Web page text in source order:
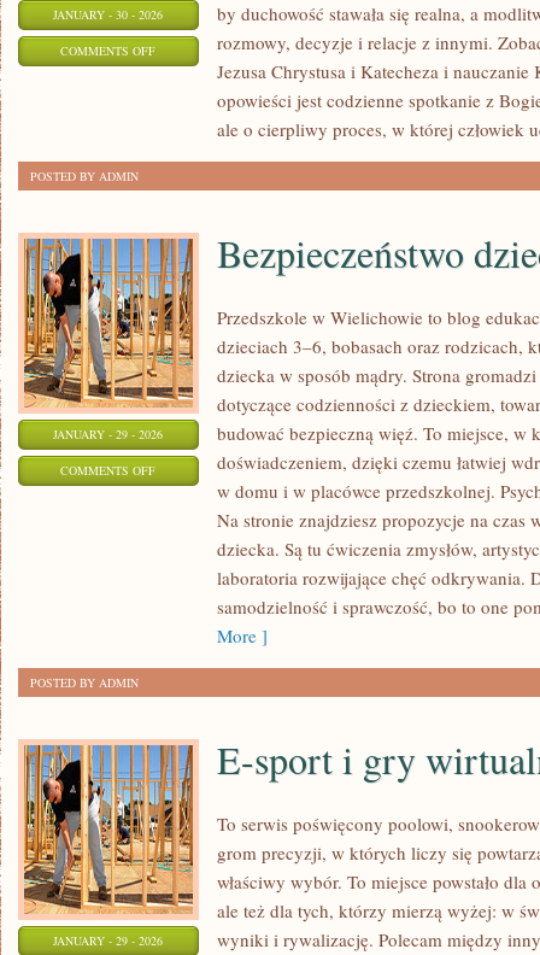
JANUARY - 30 - 2026
COMMENTS OFFON
CHRZEŚCIJAŃSKA
by duchowość stawała się realna, a
rozmowy, decyzje i relacje z innymi.
Jezusa Chrystusa i Katecheza i nauczanie
opowieści jest codzienne spotkanie z
ale o cierpliwy proces, w której człowiek
POSTED BY ADMIN
JANUARY - 29 - 2026
COMMENTS OFFON
BEZPIECZEŃSTWO
Bezpieczeństwo
Przedszkole w Wielichowie to blog
dzieciach 3–6, bobasach oraz rodzicach,
dziecka w sposób mądry. Strona
dotyczące codzienności z dzieckiem,
budować bezpieczną więź. To miejsce, w
doświadczeniem, dzięki czemu łatwiej
w domu i w placówce przedszkolnej.
Na stronie znajdziesz propozycje na czas
dziecka. Są tu ćwiczenia zmysłów,
laboratoria rozwijające chęć odkrywania.
samodzielność i sprawczość, bo to one
More ]
POSTED BY ADMIN
JANUARY - 29 - 2026
E-sport i gry
To serwis poświęcony poolowi,
grom precyzji, w których liczy się
właściwy wybór. To miejsce powstało
ale też dla tych, którzy mierzą wyżej: w
wyniki i rywalizację. Polecam między